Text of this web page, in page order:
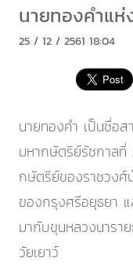
นายทองคำแห่
25 / 12 / 2561 18:04
นายทองคำ เป็นชื่อ
มหากษัตริย์รัชกาลที่
กษัตริย์ของราชวงศ์
ของกรุงศรีอยุธยา
มากับขุนหลวงนาร
วัยเยาว์